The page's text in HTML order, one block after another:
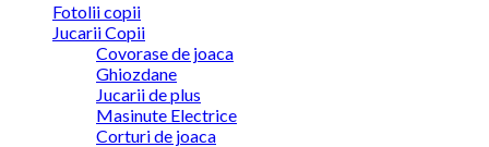
Fotolii copii
Jucarii Copii
Covorase de joaca
Ghiozdane
Jucarii de plus
Masinute Electrice
Corturi de joaca